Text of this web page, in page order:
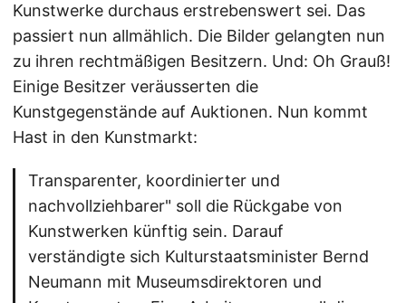
Kunstwerke durchaus erstrebenswert sei. Das
passiert nun allmählich. Die Bilder gelangten nun
zu ihren rechtmäßigen Besitzern. Und: Oh Grauß!
Einige Besitzer veräusserten die
Kunstgegenstände auf Auktionen. Nun kommt
Hast in den Kunstmarkt:
Transparenter, koordinierter und
nachvollziehbarer" soll die Rückgabe von
Kunstwerken künftig sein. Darauf
verständigte sich Kulturstaatsminister Bernd
Neumann mit Museumsdirektoren und